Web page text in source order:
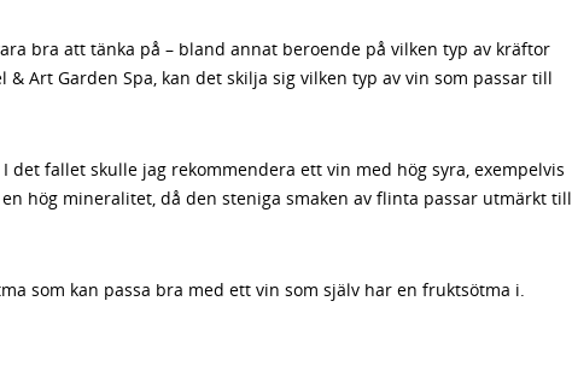
bra att tänka på – bland annat beroende på vilken typ av kräftor
Art Garden Spa, kan det skilja sig vilken typ av vin som passar till
fallet skulle jag rekommendera ett vin med hög syra, exempelvis
hög mineralitet, då den steniga smaken av flinta passar utmärkt till
som kan passa bra med ett vin som själv har en fruktsötma i.